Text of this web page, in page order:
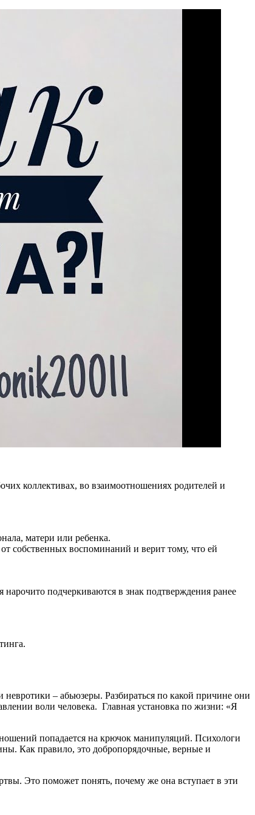
коллективах, во взаимоотношениях родителей и
матери или ребенка.
собственных воспоминаний и верит тому, что ей
подчеркиваются в знак подтверждения ранее
– абьюзеры. Разбираться по какой причине они
воли человека. Главная установка по жизни: «Я
попадается на крючок манипуляций. Психологи
Как правило, это добропорядочные, верные и
Это поможет понять, почему же она вступает в эти